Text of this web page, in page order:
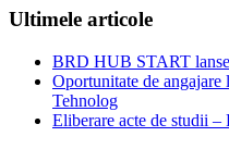
Ultimele articole
BRD HUB START
Oportunitate de
Tehnolog
Eliberare acte de studii –